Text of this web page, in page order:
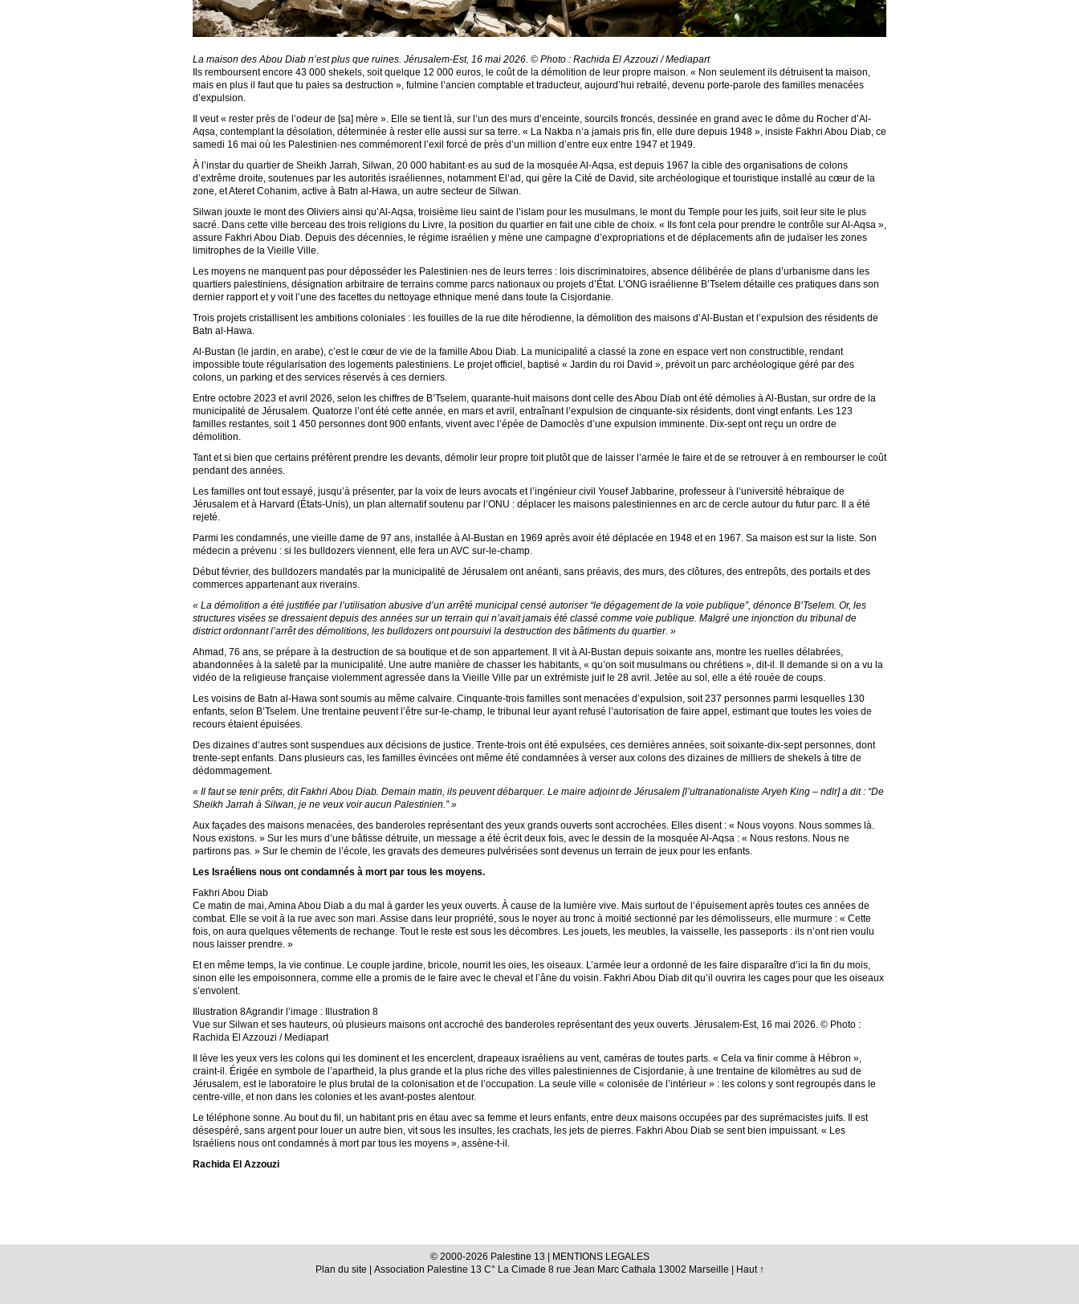
La maison des Abou Diab n’est plus que ruines. Jérusalem-Est, 16 mai 2026. © Photo : Rachida El Azzouzi / Mediapart
Ils remboursent encore 43 000 shekels, soit quelque 12 000 euros, le coût de la démolition de leur propre maison. « Non seulement ils détruisent ta maison,
mais en plus il faut que tu paies sa destruction », fulmine l’ancien comptable et traducteur, aujourd’hui retraité, devenu porte-parole des familles menacées
d’expulsion.
Il veut « rester près de l’odeur de [sa] mère ». Elle se tient là, sur l’un des murs d’enceinte, sourcils froncés, dessinée en grand avec le dôme du Rocher d’Al-
Aqsa, contemplant la désolation, déterminée à rester elle aussi sur sa terre. « La Nakba n’a jamais pris fin, elle dure depuis 1948 », insiste Fakhri Abou Diab, ce
samedi 16 mai où les Palestinien·nes commémorent l’exil forcé de près d’un million d’entre eux entre 1947 et 1949.
À l’instar du quartier de Sheikh Jarrah, Silwan, 20 000 habitant·es au sud de la mosquée Al-Aqsa, est depuis 1967 la cible des organisations de colons
d’extrême droite, soutenues par les autorités israéliennes, notamment El’ad, qui gère la Cité de David, site archéologique et touristique installé au cœur de la
zone, et Ateret Cohanim, active à Batn al-Hawa, un autre secteur de Silwan.
Silwan jouxte le mont des Oliviers ainsi qu’Al-Aqsa, troisième lieu saint de l’islam pour les musulmans, le mont du Temple pour les juifs, soit leur site le plus
sacré. Dans cette ville berceau des trois religions du Livre, la position du quartier en fait une cible de choix. « Ils font cela pour prendre le contrôle sur Al-Aqsa »,
assure Fakhri Abou Diab. Depuis des décennies, le régime israélien y mène une campagne d’expropriations et de déplacements afin de judaïser les zones
limitrophes de la Vieille Ville.
Les moyens ne manquent pas pour déposséder les Palestinien·nes de leurs terres : lois discriminatoires, absence délibérée de plans d’urbanisme dans les
quartiers palestiniens, désignation arbitraire de terrains comme parcs nationaux ou projets d’État. L’ONG israélienne B’Tselem détaille ces pratiques dans son
dernier rapport et y voit l’une des facettes du nettoyage ethnique mené dans toute la Cisjordanie.
Trois projets cristallisent les ambitions coloniales : les fouilles de la rue dite hérodienne, la démolition des maisons d’Al-Bustan et l’expulsion des résidents de
Batn al-Hawa.
Al-Bustan (le jardin, en arabe), c’est le cœur de vie de la famille Abou Diab. La municipalité a classé la zone en espace vert non constructible, rendant
impossible toute régularisation des logements palestiniens. Le projet officiel, baptisé « Jardin du roi David », prévoit un parc archéologique géré par des
colons, un parking et des services réservés à ces derniers.
Entre octobre 2023 et avril 2026, selon les chiffres de B’Tselem, quarante-huit maisons dont celle des Abou Diab ont été démolies à Al-Bustan, sur ordre de la
municipalité de Jérusalem. Quatorze l’ont été cette année, en mars et avril, entraînant l’expulsion de cinquante-six résidents, dont vingt enfants. Les 123
familles restantes, soit 1 450 personnes dont 900 enfants, vivent avec l’épée de Damoclès d’une expulsion imminente. Dix-sept ont reçu un ordre de
démolition.
Tant et si bien que certains préfèrent prendre les devants, démolir leur propre toit plutôt que de laisser l’armée le faire et de se retrouver à en rembourser le coût
pendant des années.
Les familles ont tout essayé, jusqu’à présenter, par la voix de leurs avocats et l’ingénieur civil Yousef Jabbarine, professeur à l’université hébraïque de
Jérusalem et à Harvard (États-Unis), un plan alternatif soutenu par l’ONU : déplacer les maisons palestiniennes en arc de cercle autour du futur parc. Il a été
rejeté.
Parmi les condamnés, une vieille dame de 97 ans, installée à Al-Bustan en 1969 après avoir été déplacée en 1948 et en 1967. Sa maison est sur la liste. Son
médecin a prévenu : si les bulldozers viennent, elle fera un AVC sur-le-champ.
Début février, des bulldozers mandatés par la municipalité de Jérusalem ont anéanti, sans préavis, des murs, des clôtures, des entrepôts, des portails et des
commerces appartenant aux riverains.
« La démolition a été justifiée par l’utilisation abusive d’un arrêté municipal censé autoriser “le dégagement de la voie publique”, dénonce B’Tselem. Or, les
structures visées se dressaient depuis des années sur un terrain qui n’avait jamais été classé comme voie publique. Malgré une injonction du tribunal de
district ordonnant l’arrêt des démolitions, les bulldozers ont poursuivi la destruction des bâtiments du quartier. »
Ahmad, 76 ans, se prépare à la destruction de sa boutique et de son appartement. Il vit à Al-Bustan depuis soixante ans, montre les ruelles délabrées,
abandonnées à la saleté par la municipalité. Une autre manière de chasser les habitants, « qu’on soit musulmans ou chrétiens », dit-il. Il demande si on a vu la
vidéo de la religieuse française violemment agressée dans la Vieille Ville par un extrémiste juif le 28 avril. Jetée au sol, elle a été rouée de coups.
Les voisins de Batn al-Hawa sont soumis au même calvaire. Cinquante-trois familles sont menacées d’expulsion, soit 237 personnes parmi lesquelles 130
enfants, selon B’Tselem. Une trentaine peuvent l’être sur-le-champ, le tribunal leur ayant refusé l’autorisation de faire appel, estimant que toutes les voies de
recours étaient épuisées.
Des dizaines d’autres sont suspendues aux décisions de justice. Trente-trois ont été expulsées, ces dernières années, soit soixante-dix-sept personnes, dont
trente-sept enfants. Dans plusieurs cas, les familles évincées ont même été condamnées à verser aux colons des dizaines de milliers de shekels à titre de
dédommagement.
« Il faut se tenir prêts, dit Fakhri Abou Diab. Demain matin, ils peuvent débarquer. Le maire adjoint de Jérusalem [l’ultranationaliste Aryeh King – ndlr] a dit : “De
Sheikh Jarrah à Silwan, je ne veux voir aucun Palestinien.” »
Aux façades des maisons menacées, des banderoles représentant des yeux grands ouverts sont accrochées. Elles disent : « Nous voyons. Nous sommes là.
Nous existons. » Sur les murs d’une bâtisse détruite, un message a été écrit deux fois, avec le dessin de la mosquée Al-Aqsa : « Nous restons. Nous ne
partirons pas. » Sur le chemin de l’école, les gravats des demeures pulvérisées sont devenus un terrain de jeux pour les enfants.
Les Israéliens nous ont condamnés à mort par tous les moyens.
Fakhri Abou Diab
Ce matin de mai, Amina Abou Diab a du mal à garder les yeux ouverts. À cause de la lumière vive. Mais surtout de l’épuisement après toutes ces années de
combat. Elle se voit à la rue avec son mari. Assise dans leur propriété, sous le noyer au tronc à moitié sectionné par les démolisseurs, elle murmure : « Cette
fois, on aura quelques vêtements de rechange. Tout le reste est sous les décombres. Les jouets, les meubles, la vaisselle, les passeports : ils n’ont rien voulu
nous laisser prendre. »
Et en même temps, la vie continue. Le couple jardine, bricole, nourrit les oies, les oiseaux. L’armée leur a ordonné de les faire disparaître d’ici la fin du mois,
sinon elle les empoisonnera, comme elle a promis de le faire avec le cheval et l’âne du voisin. Fakhri Abou Diab dit qu’il ouvrira les cages pour que les oiseaux
s’envolent.
Illustration 8Agrandir l’image : Illustration 8
Vue sur Silwan et ses hauteurs, où plusieurs maisons ont accroché des banderoles représentant des yeux ouverts. Jérusalem-Est, 16 mai 2026. © Photo :
Rachida El Azzouzi / Mediapart
Il lève les yeux vers les colons qui les dominent et les encerclent, drapeaux israéliens au vent, caméras de toutes parts. « Cela va finir comme à Hébron »,
craint-il. Érigée en symbole de l’apartheid, la plus grande et la plus riche des villes palestiniennes de Cisjordanie, à une trentaine de kilomètres au sud de
Jérusalem, est le laboratoire le plus brutal de la colonisation et de l’occupation. La seule ville « colonisée de l’intérieur » : les colons y sont regroupés dans le
centre-ville, et non dans les colonies et les avant-postes alentour.
Le téléphone sonne. Au bout du fil, un habitant pris en étau avec sa femme et leurs enfants, entre deux maisons occupées par des suprémacistes juifs. Il est
désespéré, sans argent pour louer un autre bien, vit sous les insultes, les crachats, les jets de pierres. Fakhri Abou Diab se sent bien impuissant. « Les
Israéliens nous ont condamnés à mort par tous les moyens », assène-t-il.
Rachida El Azzouzi
© 2000-2026 Palestine 13 |
MENTIONS LEGALES
Plan du site | Association Palestine 13 C° La Cimade 8 rue Jean Marc Cathala 13002 Marseille | Haut ↑